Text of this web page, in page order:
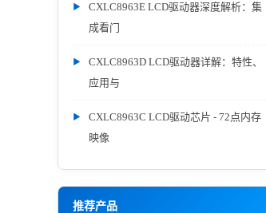
CXLC8963E LCD驱动器深度解析：集
成看门
CXLC8963D LCD驱动器详解：特性、
应用与
CXLC8963C LCD驱动芯片 - 72点内存
映像
推荐产品